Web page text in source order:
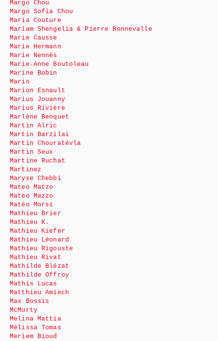
Margo Chou
Margo Sofia Chou
Maria Couture
Mariam Shengelia & Pierre Bonnevalle
Marie Causse
Marie Hermann
Marie Nennès
Marie-Anne Boutoleau
Marine Bobin
Mario
Marion Esnault
Marius Jouanny
Marius Rivière
Marlène Benquet
Martin Alric
Martin Barzilai
Martin Chouratévla
Martin Seux
Martine Ruchat
Martinez
Maryse Chebbi
Mateo Matzo
Mateo Mazzo
Matéo Morsi
Mathieu Brier
Mathieu K.
Mathieu Kiefer
Mathieu Léonard
Mathieu Rigouste
Mathieu Rivat
Mathilde Blézat
Mathilde Offroy
Mathis Lucas
Matthieu Amiech
Max Bossis
McMurty
Melina Mattia
Mélissa Tomas
Meriem Bioud